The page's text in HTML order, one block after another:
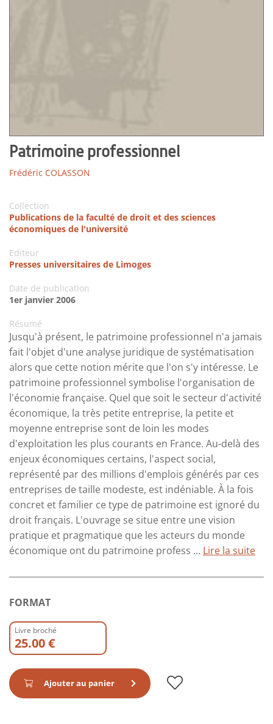
Patrimoine professionnel
Frédéric COLASSON
Collection
Publications de la faculté de droit et des sciences
économiques de l'université
Editeur
Presses universitaires de Limoges
Date de publication
1er janvier 2006
Résumé
Jusqu'à présent, le patrimoine professionnel n'a jamais
fait l'objet d'une analyse juridique de systématisation
alors que cette notion mérite que l'on s'y intéresse. Le
patrimoine professionnel symbolise l'organisation de
l'économie française. Quel que soit le secteur d'activité
économique, la très petite entreprise, la petite et
moyenne entreprise sont de loin les modes
d'exploitation les plus courants en France. Au-delà des
enjeux économiques certains, l'aspect social,
représenté par des millions d'emplois générés par ces
entreprises de taille modeste, est indéniable. À la fois
concret et familier ce type de patrimoine est ignoré du
droit français. L'ouvrage se situe entre une vision
pratique et pragmatique que les acteurs du monde
économique ont du patrimoine profess ... Lire la suite
FORMAT
Livre broché
25.00 €
Ajouter au panier